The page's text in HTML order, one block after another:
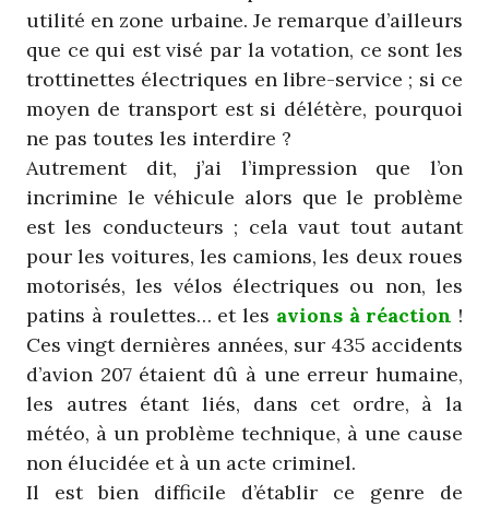
utilité en zone urbaine. Je remarque d’ailleurs
que ce qui est visé par la votation, ce sont les
trottinettes électriques en libre-service ; si ce
moyen de transport est si délétère, pourquoi
ne pas toutes les interdire ?
Autrement dit, j’ai l’impression que l’on
incrimine le véhicule alors que le problème
est les conducteurs ; cela vaut tout autant
pour les voitures, les camions, les deux roues
motorisés, les vélos électriques ou non, les
patins à roulettes… et les avions à réaction !
Ces vingt dernières années, sur 435 accidents
d’avion 207 étaient dû à une erreur humaine,
les autres étant liés, dans cet ordre, à la
météo, à un problème technique, à une cause
non élucidée et à un acte criminel.
Il est bien difficile d’établir ce genre de